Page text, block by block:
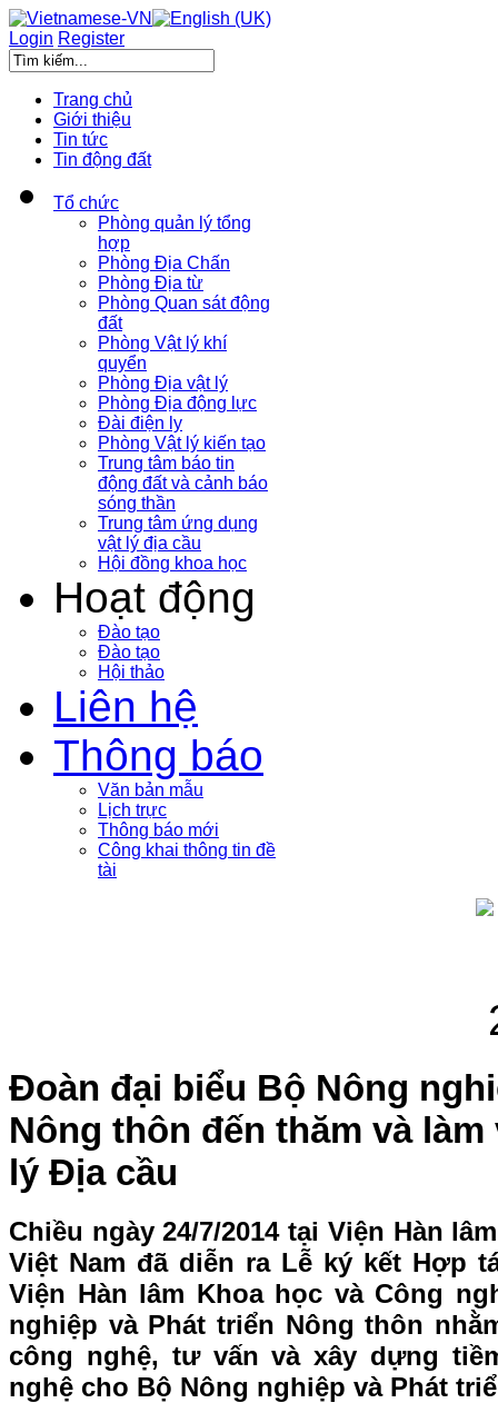
Login Register
Trang chủ
Giới thiệu
Tin tức
Tin động đất
Tổ chức
Phòng quản lý tổng
hợp
Phòng Địa Chấn
Phòng Địa từ
Phòng Quan sát động
đất
Phòng Vật lý khí
quyển
Phòng Địa vật lý
Phòng Địa động lực
Đài điện ly
Phòng Vật lý kiến tạo
Trung tâm báo tin
động đất và cảnh báo
sóng thần
Trung tâm ứng dụng
vật lý địa cầu
Hội đồng khoa học
Hoạt động
Đào tạo
Đào tạo
Hội thảo
Liên hệ
Thông báo
Văn bản mẫu
Lịch trực
Thông báo mới
Công khai thông tin đề
tài
Đoàn đại biểu Bộ Nông
Nông thôn đến thăm và
lý Địa cầu
Chiều ngày 24/7/2014 tại Viện Hàn
Việt Nam đã diễn ra Lễ ký kết Hợp
Viện Hàn lâm Khoa học và Công
nghiệp và Phát triển Nông thôn
công nghệ, tư vấn và xây dựng
nghệ cho Bộ Nông nghiệp và Phát